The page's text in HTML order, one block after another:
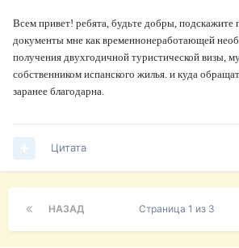
Всем привет! ребята, будьте добры, подскажите
документы мне как временнонеработающей
получения двухгодичной туристической визы,
собственником испанского жилья. и куда
заранее благодарна.
Цитата
НАЗАД Страница 1 из 3